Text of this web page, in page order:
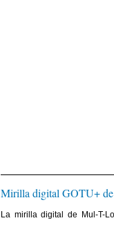
Mirilla digital GOTU+
La mirilla digital de Mul-T-